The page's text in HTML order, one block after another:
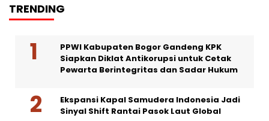
TRENDING
PPWI Kabupaten Bogor Gandeng KPK
Siapkan Diklat Antikorupsi untuk Cetak
Pewarta Berintegritas dan Sadar Hukum
Ekspansi Kapal Samudera Indonesia Jadi
Sinyal Shift Rantai Pasok Laut Global